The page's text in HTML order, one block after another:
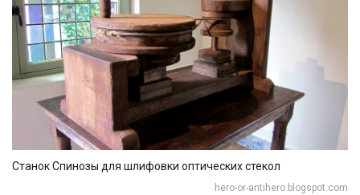
Станок Спинозы для шлифовки оптических стекол
hero-or-antihero.blogspot.com